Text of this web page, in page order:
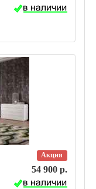
Акция
54 900 р.